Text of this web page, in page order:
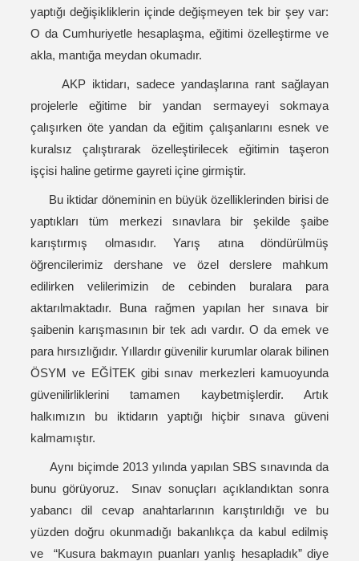
yaptığı değişikliklerin içinde değişmeyen tek bir şey var:
O da Cumhuriyetle hesaplaşma, eğitimi özelleştirme ve
akla, mantığa meydan okumadır.
AKP iktidarı, sadece yandaşlarına rant sağlayan
projelerle eğitime bir yandan sermayeyi sokmaya
çalışırken öte yandan da eğitim çalışanlarını esnek ve
kuralsız çalıştırarak özelleştirilecek eğitimin taşeron
işçisi haline getirme gayreti içine girmiştir.
Bu iktidar döneminin en büyük özelliklerinden birisi de
yaptıkları tüm merkezi sınavlara bir şekilde şaibe
karıştırmış olmasıdır. Yarış atına döndürülmüş
öğrencilerimiz dershane ve özel derslere mahkum
edilirken velilerimizin de cebinden buralara para
aktarılmaktadır. Buna rağmen yapılan her sınava bir
şaibenin karışmasının bir tek adı vardır. O da emek ve
para hırsızlığıdır. Yıllardır güvenilir kurumlar olarak bilinen
ÖSYM ve EĞİTEK gibi sınav merkezleri kamuoyunda
güvenilirliklerini tamamen kaybetmişlerdir. Artık
halkımızın bu iktidarın yaptığı hiçbir sınava güveni
kalmamıştır.
Aynı biçimde 2013 yılında yapılan SBS sınavında da
bunu görüyoruz. Sınav sonuçları açıklandıktan sonra
yabancı dil cevap anahtarlarının karıştırıldığı ve bu
yüzden doğru okunmadığı bakanlıkça da kabul edilmiş
ve “Kusura bakmayın puanları yanlış hesapladık” diye